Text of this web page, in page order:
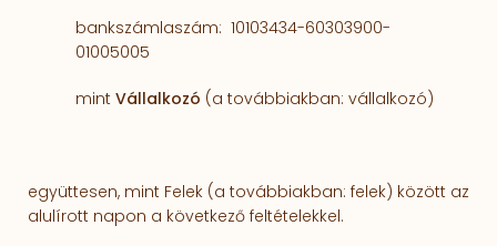
bankszámlaszám: 10103434-60303900-
01005005
mint Vállalkozó (a továbbiakban: vállalkozó)
együttesen, mint Felek (a továbbiakban: felek) között az
alulírott napon a következő feltételekkel.